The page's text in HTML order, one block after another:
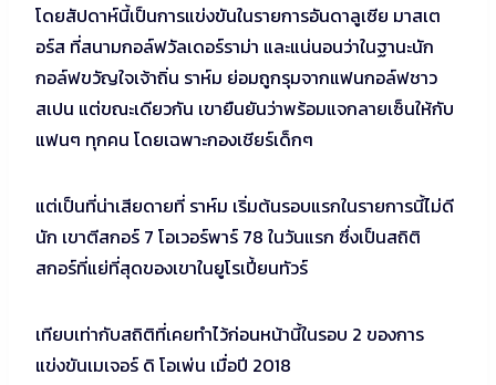
โดยสัปดาห์นี้เป็นการแข่งขันในรายการอันดาลูเซีย มาสเต
อร์ส ที่สนามกอล์ฟวัลเดอร์ราม่า และแน่นอนว่าในฐานะนัก
กอล์ฟขวัญใจเจ้าถิ่น ราห์ม ย่อมถูกรุมจากแฟนกอล์ฟชาว
สเปน แต่ขณะเดียวกัน เขายืนยันว่าพร้อมแจกลายเซ็นให้กับ
แฟนๆ ทุกคน โดยเฉพาะกองเชียร์เด็กๆ
แต่เป็นที่น่าเสียดายที่ ราห์ม เริ่มต้นรอบแรกในรายการนี้ไม่ดี
นัก เขาตีสกอร์ 7 โอเวอร์พาร์ 78 ในวันแรก ซึ่งเป็นสถิติ
สกอร์ที่แย่ที่สุดของเขาในยูโรเปี้ยนทัวร์
เทียบเท่ากับสถิติที่เคยทำไว้ก่อนหน้านี้ในรอบ 2 ของการ
แข่งขันเมเจอร์ ดิ โอเพ่น เมื่อปี 2018